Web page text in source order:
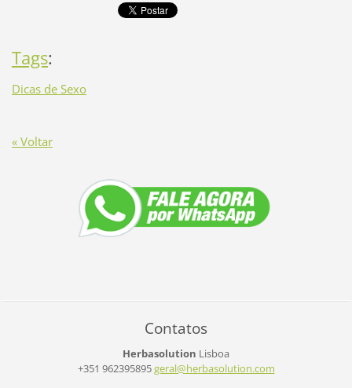
Tags:
Dicas de Sexo
« Voltar
Contatos
Herbasolution Lisboa
+351 962395895geral@herbasolution.com